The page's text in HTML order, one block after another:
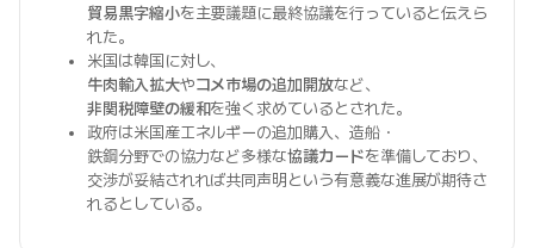
貿易黒字縮小を主要議題に最終協議を行っていると伝えら
れた。
米国は韓国に対し、
牛肉輸入拡大やコメ市場の追加開放など、
非関税障壁の緩和を強く求めているとされた。
政府は米国産エネルギーの追加購入、造船・
鉄鋼分野での協力など多様な協議カードを準備しており、
交渉が妥結されれば共同声明という有意義な進展が期待さ
れるとしている。